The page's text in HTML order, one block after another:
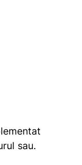
sau.